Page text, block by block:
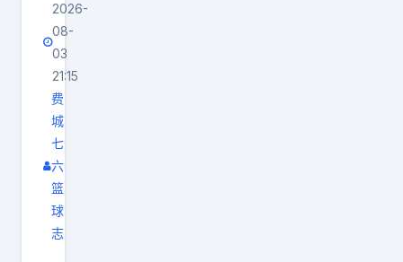
次
要
角
色
，
继
续
留
队
想
要
拿
更
少
的
薪
水
，
2026-
08-
03
21:15
费
城
七
六
篮
球
志